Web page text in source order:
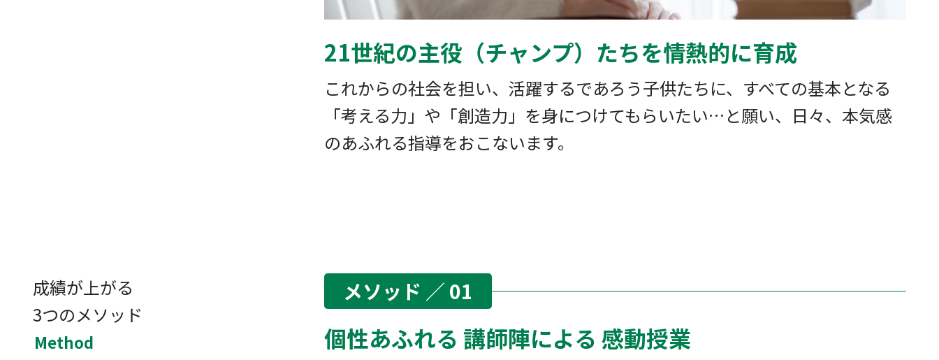
21世紀の主役（チャンプ）たちを情熱的に育成
これからの社会を担い、活躍するであろう子供たちに、すべての基本となる
「考える力」や「創造力」を身につけてもらいたい…と願い、日々、本気感
のあふれる指導をおこないます。
成績が上がる
3つのメソッド
Method
メソッド ／ 01
個性あふれる 講師陣による 感動授業